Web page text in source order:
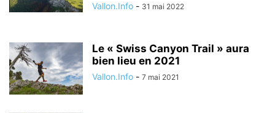
Vallon.Info - 31 mai 2022
Le « Swiss Canyon Trail » aura
bien lieu en 2021
Vallon.Info - 7 mai 2021